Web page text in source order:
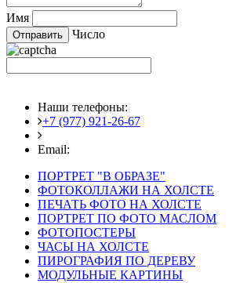
Имя
Число
Наши телефоны:
+7 (977) 921-26-67
Email:
ПОРТРЕТ "В ОБРАЗЕ"
ФОТОКОЛЛАЖИ НА ХОЛСТЕ
ПЕЧАТЬ ФОТО НА ХОЛСТЕ
ПОРТРЕТ ПО ФОТО МАСЛОМ
ФОТОПОСТЕРЫ
ЧАСЫ НА ХОЛСТЕ
ПИРОГРАФИЯ ПО ДЕРЕВУ
МОДУЛЬНЫЕ КАРТИНЫ